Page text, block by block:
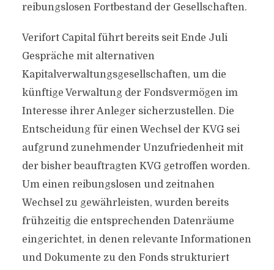
reibungslosen Fortbestand der Gesellschaften.
Verifort Capital führt bereits seit Ende Juli
Gespräche mit alternativen
Kapitalverwaltungsgesellschaften, um die
künftige Verwaltung der Fondsvermögen im
Interesse ihrer Anleger sicherzustellen. Die
Entscheidung für einen Wechsel der KVG sei
aufgrund zunehmender Unzufriedenheit mit
der bisher beauftragten KVG getroffen worden.
Um einen reibungslosen und zeitnahen
Wechsel zu gewährleisten, wurden bereits
frühzeitig die entsprechenden Datenräume
eingerichtet, in denen relevante Informationen
und Dokumente zu den Fonds strukturiert